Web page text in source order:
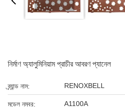
নির্মাণ অ্যালুমিনিয়াম প্রাচীর আবরণ প্যানেল
ব্র্যান্ড নাম: RENOXBELL
মডেল নম্বর: A1100A